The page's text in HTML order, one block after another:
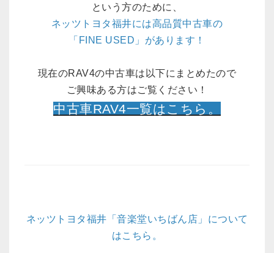
という方のために、
ネッツトヨタ福井には高品質中古車の
「FINE USED」があります！
現在のRAV4の中古車は以下にまとめたので
ご興味ある方はご覧ください！
中古車RAV4一覧はこちら。
ネッツトヨタ福井「音楽堂いちばん店」について
はこちら。